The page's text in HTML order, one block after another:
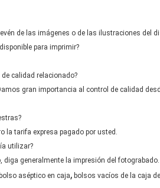
de las imágenes o de las ilustraciones del
para imprimir?
calidad relacionado?
gran importancia al control de calidad
la tarifa expresa pagado por usted.
utilizar?
generalmente la impresión del fotograbado.
bolso aséptico en caja, bolsos vacíos de la caja